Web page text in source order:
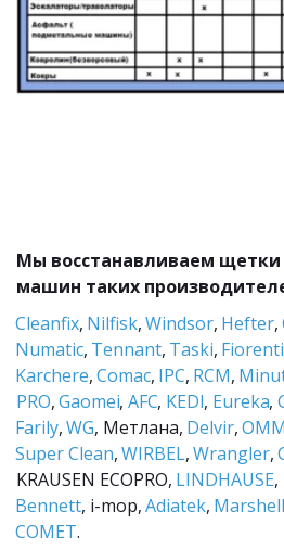
Мы восстанавливаем
машин таких
Cleanfix, Nilfisk, Windsor, Hefter,
Numatic, Tennant, Taski,
Karchere, Comac, IPC, RCM,
PRO, Gaomei, AFC, KEDI, Eureka,
Farily, WG, Метлана, Delvir, ОММ
Super Clean, WIRBEL, Wrangler,
KRAUSEN ECOPRO, LINDHAUSE
Bennett, i-mop, Adiatek, Marshell
COMET.